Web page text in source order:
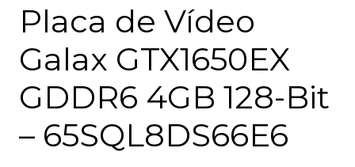
Placa de Vídeo
Galax GTX1650EX
GDDR6 4GB 128-Bit
– 65SQL8DS66E6